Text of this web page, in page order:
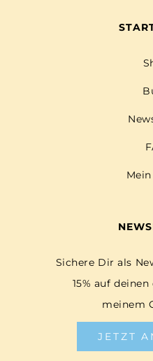
Sichere Dir als
15% auf
meinem
JETZT